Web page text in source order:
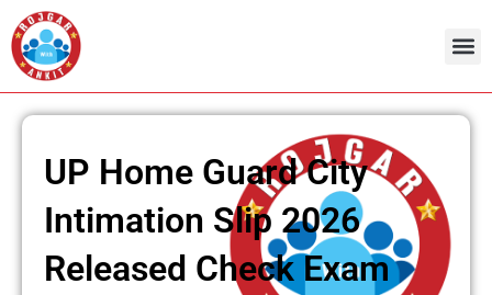
Skip
to
content
UP Home Guard City
Intimation Slip 2026
Released Check Exam